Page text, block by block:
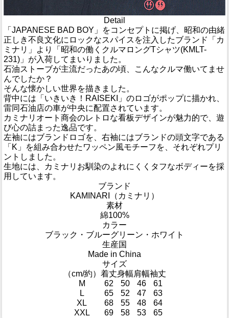
Detail
「JAPANESE BAD BOY」をコンセプトに掲げ、昭和の由緒
正しき不良文化にロックなスパイスを注入したブランド「カ
ミナリ」より「昭和の働くクルマロングTシャツ(KMLT-
231)」が入荷してまいりました。
石油ストーブが主流だったあの頃、こんなクルマ働いてませ
んでしたか？
そんな懐かしい世界を描きました。
背中には「いきいき！RAISEKI」のロゴがポップに描かれ、
雷同石油店の車が中央に配置されています。
カミナリオート商会のレトロな看板デザインが魅力的で、遊
び心の詰まった逸品です。
左袖にはブランドロゴを、右袖にはブランドの頭文字である
「K」を組み合わせたワッペン風モチーフを、それぞれプリ
ントしました。
生地には、カミナリお馴染のよれにくくタフなボディーを採
用しています。
ブランド
KAMINARI（カミナリ）
素材
綿100%
カラー
ブラック・ブルーグリーン・ホワイト
生産国
Made in China
サイズ
（cm/約） 着丈身幅肩幅袖丈
M
62 50 46
61
L
65 52 47
63
XL
68 55 48
64
XXL
69 58 53 65